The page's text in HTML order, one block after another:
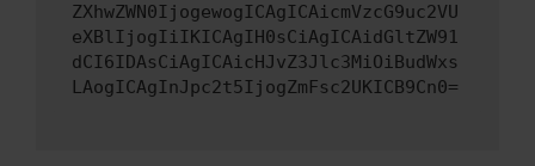
ZXhwZWN0IjogewogICAgICAicmVzcG9uc2VU
eXBlIjogIiIKICAgIH0sCiAgICAidGltZW91
dCI6IDAsCiAgICAicHJvZ3Jlc3MiOiBudWxs
LAogICAgInJpc2t5IjogZmFsc2UKICB9Cn0=